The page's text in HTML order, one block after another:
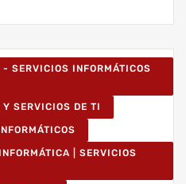
SERVICIOS INFORMÁTICOS
SERVICIOS DE TI
| SERVICIOS